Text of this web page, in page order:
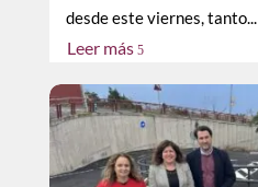
desde este viernes, tanto...
Leer más 5